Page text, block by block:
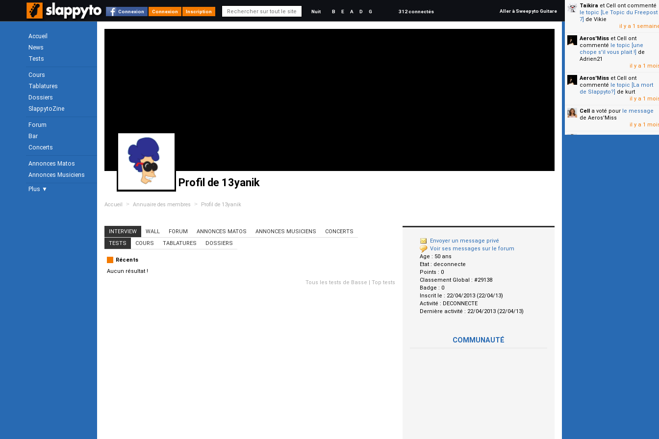
Connexion Connexion Inscription Nuit B E A D G 312 connectés Aller à Sweepyto Guitare
Accueil
News
Tests
Cours
Tablatures
Dossiers
SlappytoZine
Forum
Bar
Concerts
Annonces Matos
Annonces Musiciens
Plus ▼
Profil de 13yanik
Accueil > Annuaire des membres > Profil de 13yanik
Envoyer un message privé
Voir ses messages sur le forum
Age : 50 ans
Etat : deconnecte
Points : 0
Classement Global : #29138
Badge : 0
Inscrit le : 22/04/2013 (22/04/13)
Activité : DECONNECTE
Dernière activité : 22/04/2013 (22/04/13)
COMMUNAUTÉ
INTERVIEW WALL FORUM ANNONCES MATOS ANNONCES MUSICIENS
CONCERTS
TESTS
COURS TABLATURES DOSSIERS
Récents
Aucun résultat !
Tous les tests de Basse | Top tests
Taikira et Cell ont commenté
le topic [Le Topic du Freepost
7] de Vikie
il y a 1
Aeros'Miss et Cell ont
commenté le topic [une
chope s'il vous plait !] de
Adrien21
il y a 1
Aeros'Miss et Cell ont
commenté le topic [La mort
de Slappyto?] de kurt
il y a 1
Cell a voté pour le message
de Aeros'Miss
il y a 1
Cella voté pourle message